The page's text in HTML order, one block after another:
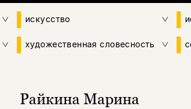
искусство
художественная словесность
Райкина Марина